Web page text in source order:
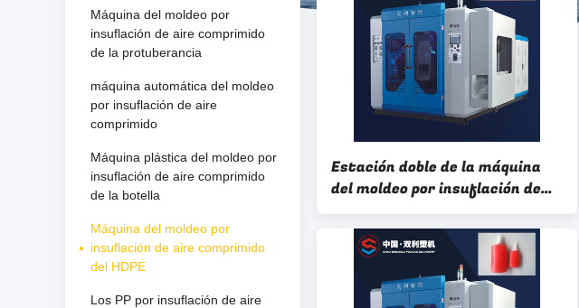
Máquina del moldeo por
insuflación de aire comprimido
de la protuberancia
máquina automática del moldeo
por insuflación de aire
comprimido
Máquina plástica del moldeo por
insuflación de aire comprimido
de la botella
Máquina del moldeo por
insuflación de aire comprimido
del HDPE
Los PP por insuflación de aire
Estación doble de la máquina
del moldeo por insuflación de
aire comprimido del HDPE de la
caja de los cosméticos 3 capas
de 10l